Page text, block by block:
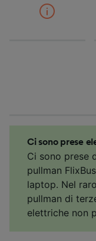
Ci sono prese
Ci sono prese
pullman
laptop. Nel
pullman di
elettriche non